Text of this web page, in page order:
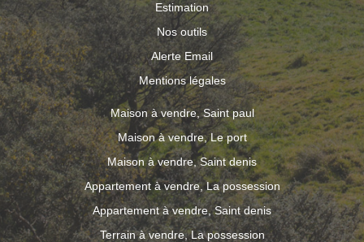
Estimation
Nos outils
Alerte Email
Mentions légales
Maison à vendre, Saint paul
Maison à vendre, Le port
Maison à vendre, Saint denis
Appartement à vendre, La possession
Appartement à vendre, Saint denis
Terrain à vendre, La possession